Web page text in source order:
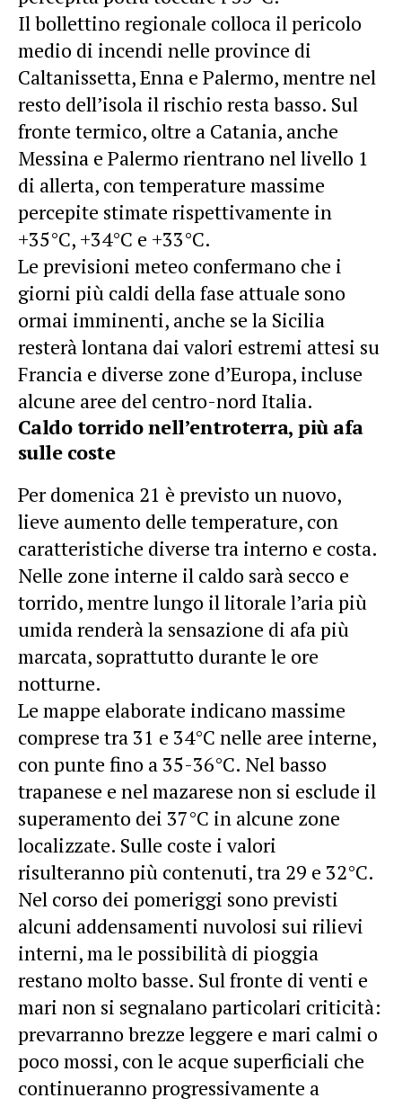
Il bollettino regionale colloca il pericolo
medio di incendi nelle province di
Caltanissetta, Enna e Palermo, mentre nel
resto dell’isola il rischio resta basso. Sul
fronte termico, oltre a Catania, anche
Messina e Palermo rientrano nel livello 1
di allerta, contemperature massime
percepite stimate rispettivamente in
+35°C, +34°C e +33°C.
Le previsioni meteo confermano che i
giorni più caldi della fase attuale sono
ormai imminenti, anche se la Sicilia
resterà lontana dai valori estremi attesi su
Francia e diverse zone d’Europa, incluse
alcune aree del centro-nord Italia.
Caldo torrido nell’entroterra, più afa
sulle coste
Per domenica 21 è previsto un nuovo,
lieve aumento delle temperature, con
caratteristiche diverse tra interno e costa.
Nelle zone interne il caldo sarà secco e
torrido, mentre lungo il litorale l’aria più
umida renderà la sensazione di afa più
marcata, soprattutto durante le ore
notturne.
Le mappe elaborate indicano massime
comprese tra 31 e 34°C nelle aree interne,
con punte fino a 35-36°C. Nel basso
trapanese e nel mazarese non si esclude il
superamento dei 37°C in alcune zone
localizzate. Sulle coste i valori
risulteranno più contenuti, tra 29 e 32°C.
Nel corso dei pomeriggi sono previsti
alcuni addensamenti nuvolosi sui rilievi
interni, ma le possibilità di pioggia
restano molto basse. Sul fronte di venti e
mari non si segnalano particolari criticità:
prevarranno brezze leggere e mari calmi o
poco mossi, con le acque superficiali che
continueranno progressivamente a